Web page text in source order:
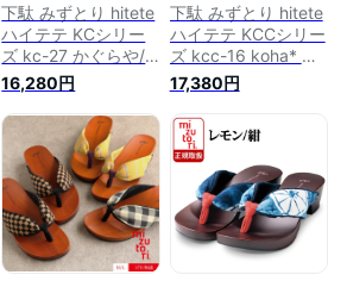
下駄 みずとり hitete
ハイテテ KCシリー
ズ kc-27 かぐらや/
畳縁ダイダイ・黒 |
水鳥工業 レディース
げた サンダル 痛く
ない 女性 日本製 国
産 履きやすい下駄
浴衣 夏 洋服 着物 履
物 可愛い おしゃれ
ファッション カジュ
アル mizutori
16,280円
下駄 みずとり hitete
ハイテテ KCCシリー
ズ kcc-16 koha* 松
虫草・ノワール/黒 |
水鳥工業 レディース
げた サンダル 痛く
ない 女性 日本製 国
産 履きやすい下駄
浴衣 夏 洋服 着物 履
物 可愛い おしゃれ
ファッション カジュ
アル mizutori
17,380円